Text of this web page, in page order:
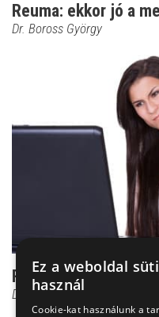
Reuma: ekkor jó a
Dr. Boross György
Rejtélyes
Dr. Boross György
Ez a weboldal
használ
Cookie-kat használunk a